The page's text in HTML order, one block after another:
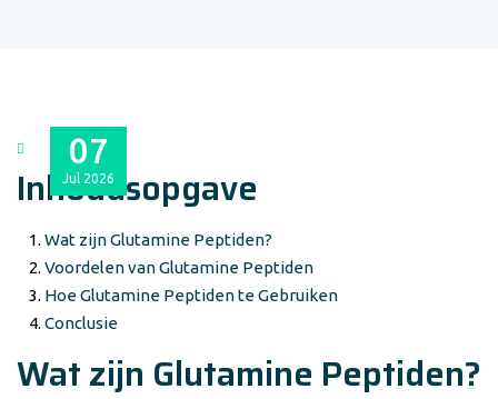
07
Jul 2026
Inhoudsopgave
Wat zijn Glutamine Peptiden?
Voordelen van Glutamine Peptiden
Hoe Glutamine Peptiden te Gebruiken
Conclusie
Wat zijn Glutamine Peptiden?